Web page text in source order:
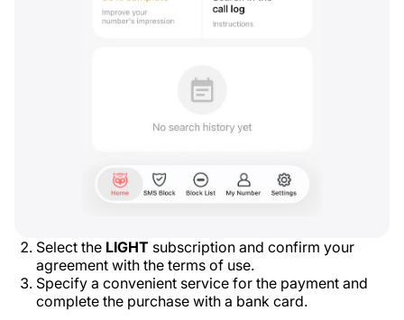
Select the LIGHT subscription and confirm your
agreement with the terms of use.
Specify a convenient service for the payment and
complete the purchase with a bank card.